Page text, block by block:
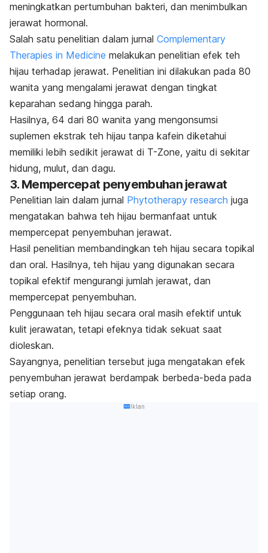
meningkatkan pertumbuhan bakteri, dan menimbulkan
jerawat hormonal.
Salah satu penelitian dalam jurnal Complementary
Therapies in Medicine melakukan penelitian efek teh
hijau terhadap jerawat. Penelitian ini dilakukan pada 80
wanita yang mengalami jerawat dengan tingkat
keparahan sedang hingga parah.
Hasilnya, 64 dari 80 wanita yang mengonsumsi
suplemen ekstrak teh hijau tanpa kafein diketahui
memiliki lebih sedikit jerawat di T-Zone, yaitu di sekitar
hidung, mulut, dan dagu.
3. Mempercepat penyembuhan jerawat
Penelitian lain dalam jurnal Phytotherapy research juga
mengatakan bahwa teh hijau bermanfaat untuk
mempercepat penyembuhan jerawat.
Hasil penelitian membandingkan teh hijau secara topikal
dan oral. Hasilnya, teh hijau yang digunakan secara
topikal efektif mengurangi jumlah jerawat, dan
mempercepat penyembuhan.
Penggunaan teh hijau secara oral masih efektif untuk
kulit jerawatan, tetapi efeknya tidak sekuat saat
dioleskan.
Sayangnya, penelitian tersebut juga mengatakan efek
penyembuhan jerawat berdampak berbeda-beda pada
setiap orang.
Iklan